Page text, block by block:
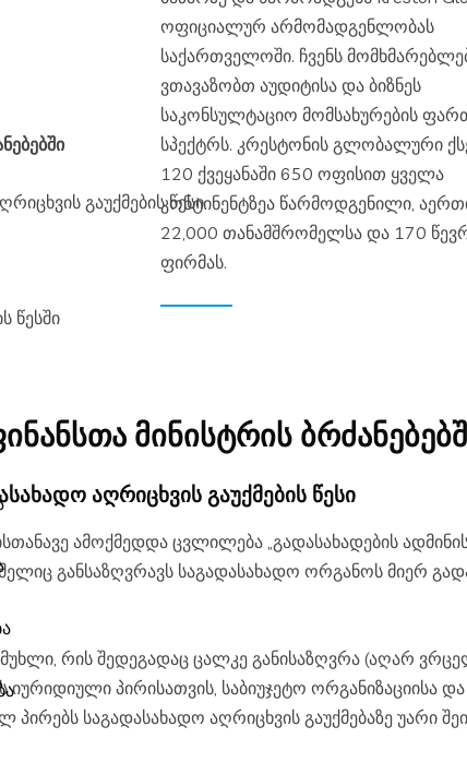
ოფიციალურ არმომადგენლობას
საქართველოში. ჩვენს
ვთავაზობთ აუდიტისა და ბიზნეს
საკონსულტაციო მომსახურების
სპექტრს. კრესტონის გლობალური
120 ქვეყანაში 650 ოფისით ყველა
კონტინენტზეა წარმოდგენილი,
22,000 თანამშრომელსა და 170
ფირმას.
გაუქმების წესი
წესში
მინისტრის
აღრიცხვის გაუქმების წესი
განსაზღვრავს საგადასახადო ორგანოს მიერ
მუხლი, რის შედეგადაც ცალკე განისაზღვრა (აღარ
იურიდიული პირისათვის, საბიუჯეტო ორგანიზაციისა
პირებს საგადასახადო აღრიცხვის გაუქმებაზე უარი